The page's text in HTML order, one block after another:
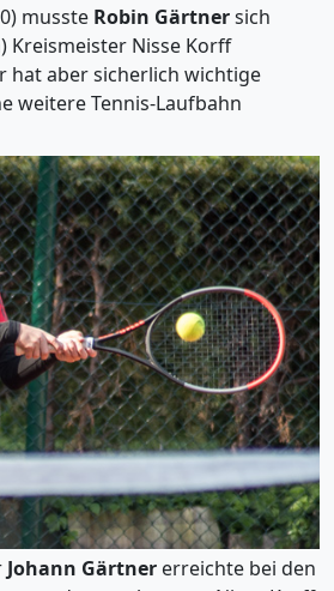
musste Robin Gärtnersich
Kreismeister Nisse Korff
hat aber sicherlich wichtige
weitere Tennis-Laufbahn
Johann Gärtner erreichte bei den